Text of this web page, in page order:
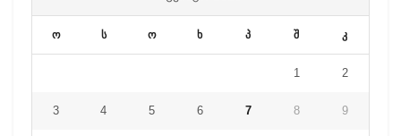
ო ს ო ხ პ შ კ
1 2
3 4 5 6 7 8 9